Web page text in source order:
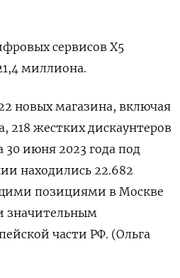
сервисов X5
миллиона.
новых магазина, включая
218 жестких дискаунтеров
июня 2023 года под
находились 22.682
позициями в Москве
значительным
части РФ. (Ольга